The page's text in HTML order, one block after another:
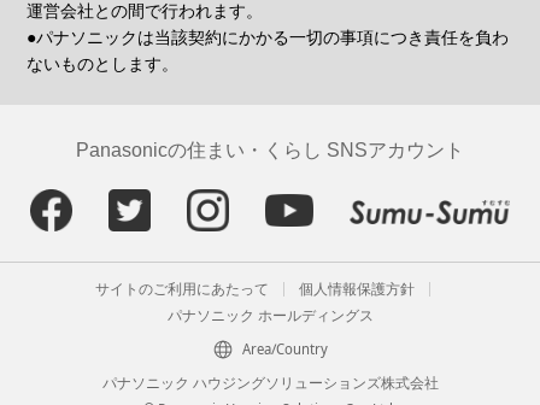
運営会社との間で行われます。
●パナソニックは当該契約にかかる一切の事項につき責任を負わ
ないものとします。
Panasonicの住まい・くらし SNSアカウント
サイトのご利用にあたって
個人情報保護方針
パナソニック ホールディングス
Area/Country
パナソニック ハウジングソリューションズ株式会社